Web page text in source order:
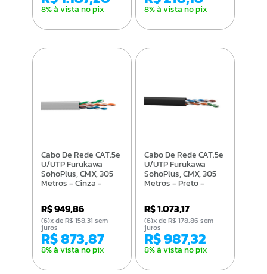
8% à vista no pix 8% à vista no pix
Cabo De Rede CAT.5e
U/UTP Furukawa
SohoPlus, CMX, 305
Metros - Cinza -
R$ 949,86
R$ 873,87
8% à vista no pix
(6)x de R$ 158,31 sem
juros
Cabo De Rede CAT.5e
U/UTP Furukawa
SohoPlus, CMX, 305
Metros - Preto -
R$ 1.073,17
R$ 987,32
8% à vista no pix
(6)x de R$ 178,86 sem
juros